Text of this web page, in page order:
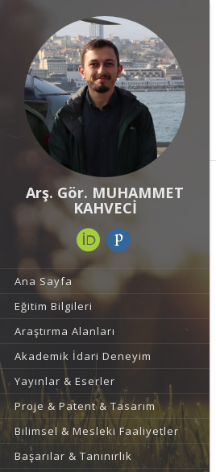
Arş. Gör. MUHAMMET
KAHVECİ
Ana Sayfa
Eğitim Bilgileri
Araştırma Alanları
Akademik İdari Deneyim
Yayınlar & Eserler
Proje & Patent & Tasarım
Bilimsel & Mesleki Faaliyetler
Başarılar & Tanınırlık